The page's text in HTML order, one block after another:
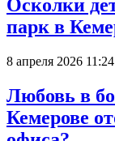
Осколки
парк в
8 апреля 2026 11:24
Любовь в
Кемерове